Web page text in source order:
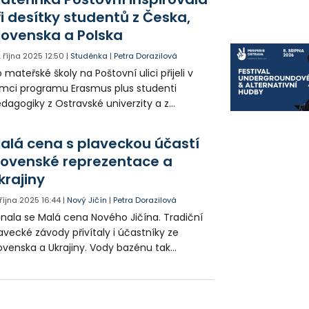
desítky studentů z Česka,
a Polska
října 2025 12:50 | Studénka |Petra Dorazilová
mateřské školy na Poštovní ulici přijeli v
programu Erasmus plus studenti
z Ostravské univerzity a z
výuku.
cena s plaveckou účastí
reprezentace a
října 2025 16:44 |Nový Jičín |Petra Dorazilová
se Malá cena Nového Jičína. Tradiční
závody přivítaly i účastníky ze
a Ukrajiny. Vody bazénu tak